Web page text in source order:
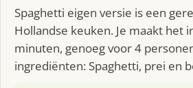
Spaghetti eigen versie is een
Hollandse keuken. Je maakt het
minuten, genoeg voor 4
ingrediënten: Spaghetti, prei en